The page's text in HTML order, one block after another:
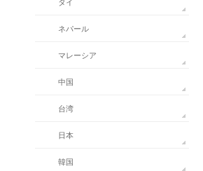
タイ
ネパール
マレーシア
中国
台湾
日本
韓国